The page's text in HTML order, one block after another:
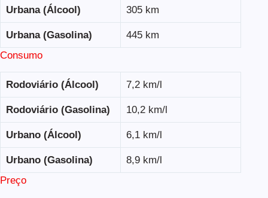
Urbana (Álcool) 305 km
Urbana (Gasolina)
445 km
Consumo
Rodoviário (Álcool) 7,2 km/l
Rodoviário (Gasolina) 10,2 km/l
Urbano (Álcool) 6,1 km/l
Urbano (Gasolina)
8,9 km/l
Preço